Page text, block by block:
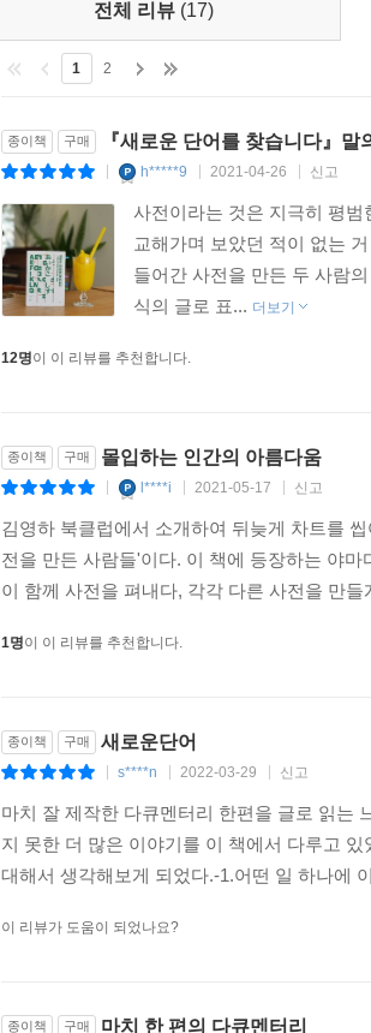
전체 리뷰 (17)
1 2
종이책 구매 『새로운 단어를 찾습니다』
h*****9 2021-04-26 신고
사전이라는 것은 지극히 평
교해가며 보았던 적이 없는
들어간 사전을 만든 두 사람
식의 글로 표... 더보기
12명이 이 리뷰를 추천합니다.
종이책 구매 몰입하는 인간의 아름다움
l****i 2021-05-17 신고
김영하 북클럽에서 소개하여 뒤늦게 차트를
전을 만든 사람들'이다. 이 책에 등장하는 야
이 함께 사전을 펴내다, 각각 다른 사전을 만
1명이 이 리뷰를 추천합니다.
종이책 구매 새로운단어
s****n 2022-03-29 신고
마치 잘 제작한 다큐멘터리 한편을 글로 읽는
지 못한 더 많은 이야기를 이 책에서 다루고
대해서 생각해보게 되었다.-1.어떤 일 하나에
이 리뷰가 도움이 되었나요?
종이책 구매 마치 한 편의 다큐멘터리